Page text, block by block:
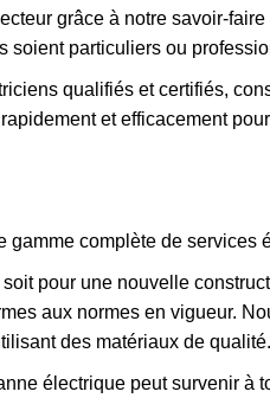
grâce à notre savoir-
soient particuliers ou
qualifiés et certifiés,
et efficacement
gamme complète de services
soit pour une nouvelle
aux normes en vigueur.
des matériaux de qualité.
électrique peut survenir à